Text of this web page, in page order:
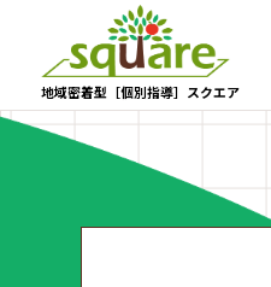
地域密着型［個別指導］スクエア